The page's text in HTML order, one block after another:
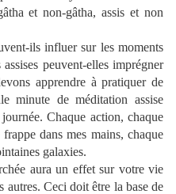
et non-gâtha, assis et non
ils influer sur les moments
peuvent-elles imprégner
apprendre à pratiquer de
minute de méditation assise
Chaque action, chaque
dans mes mains, chaque
galaxies.
aura un effet sur votre vie
autres. Ceci doit être la base de